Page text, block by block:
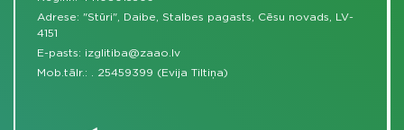
Adrese: "Stūri", Daibe, Stalbes pagasts, Cēsu novads, LV-
4151
E-pasts: izglitiba@zaao.lv
Mob.tālr.:
25459399 (Evija Tiltiņa)